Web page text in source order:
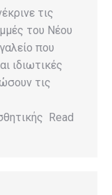
τις
του Νέου
που
ιδιωτικές
τις
Read